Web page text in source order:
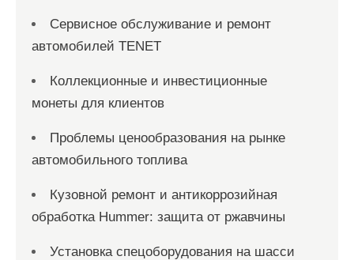
Сервисное обслуживание и ремонт
автомобилей TENET
Коллекционные и инвестиционные
монеты для клиентов
Проблемы ценообразования на рынке
автомобильного топлива
Кузовной ремонт и антикоррозийная
обработка Hummer: защита от ржавчины
Установка спецоборудования на шасси